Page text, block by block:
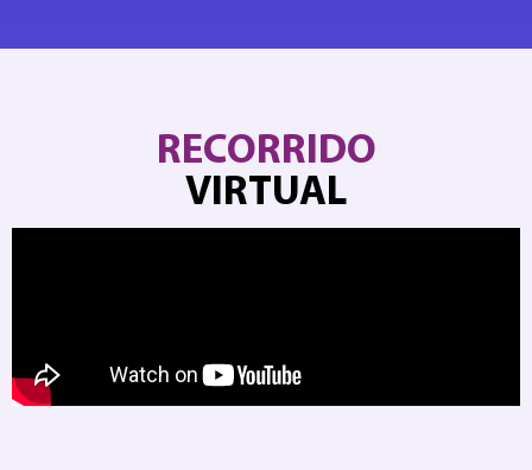
RECORRIDO
VIRTUAL